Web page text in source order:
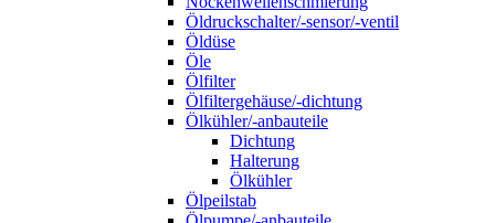
Öldruckschalter/-sensor/-ventil
Öldüse
Öle
Ölfilter
Ölfiltergehäuse/-dichtung
Ölkühler/-anbauteile
Dichtung
Halterung
Ölkühler
Ölpeilstab